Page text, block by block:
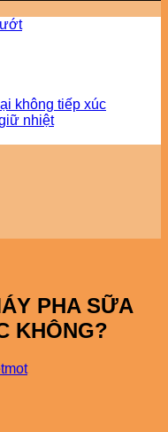
không tiếp xúc
nhiệt
PHA SỮA
KHÔNG?